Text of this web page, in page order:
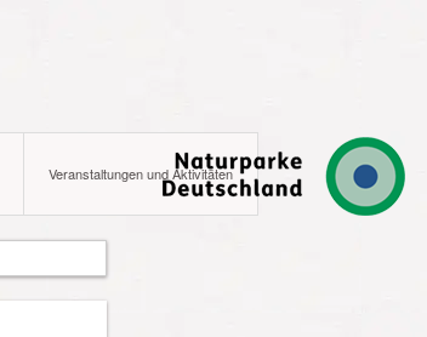
Veranstaltungen und Aktivitäten